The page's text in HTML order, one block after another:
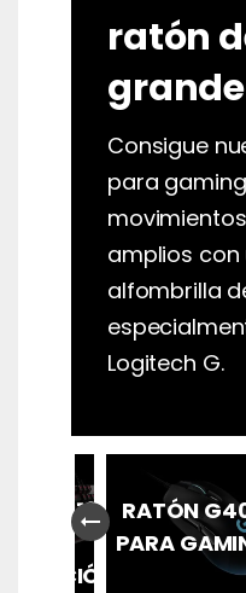
ratón
Consigue
para
amplios con
alfombrilla
Logitech G.
G413
RATÓN
PARA
arrow_right_alt